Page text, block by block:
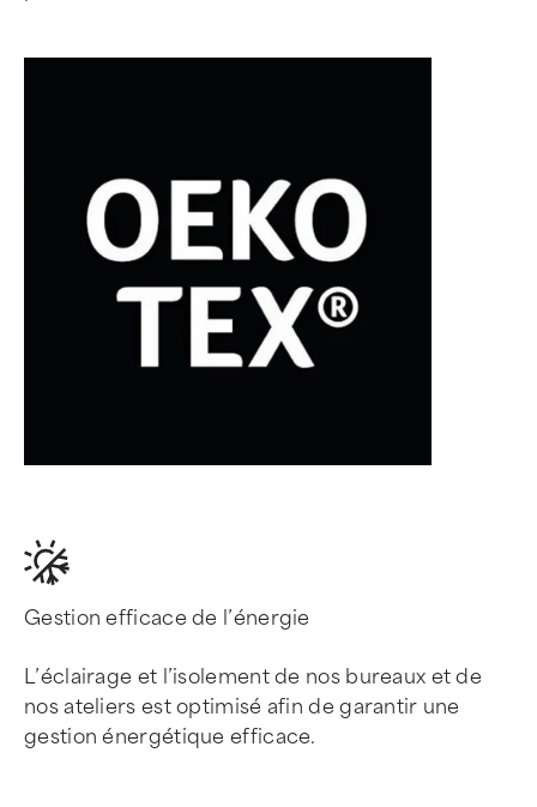
Gestion efficace de l’énergie
L’éclairage et l’isolement de nos bureaux et de
nos ateliers est optimisé afin de garantir une
gestion énergétique efficace.